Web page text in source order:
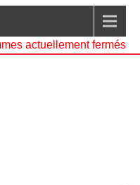
actuellement fermés